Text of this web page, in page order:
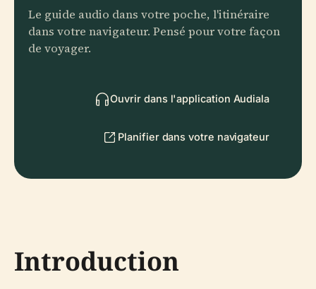
Le guide audio dans votre poche, l'itinéraire
dans votre navigateur. Pensé pour votre façon
de voyager.
Ouvrir dans l'application Audiala
Planifier dans votre navigateur
Introduction